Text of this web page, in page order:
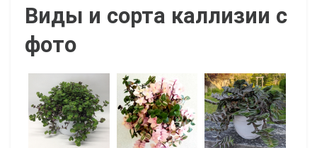
Виды и сорта каллизии с
фото